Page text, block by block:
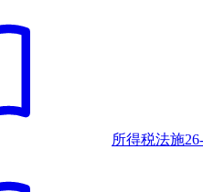
所得税法施